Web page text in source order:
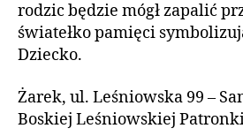
rodzic będzie mógł zapalić
światełko pamięci
Dziecko.
Żarek, ul. Leśniowska 99 –
Boskiej Leśniowskiej